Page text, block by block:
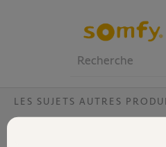
Volet
LES SUJETS AUTRES
application visidom et